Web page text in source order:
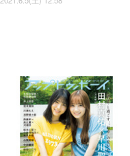
ョン PCチ
ュ ゲーミ
しゃれ パ